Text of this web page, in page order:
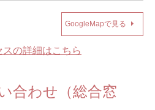
GoogleMapで見る
の詳細はこちら
合わせ（総合窓